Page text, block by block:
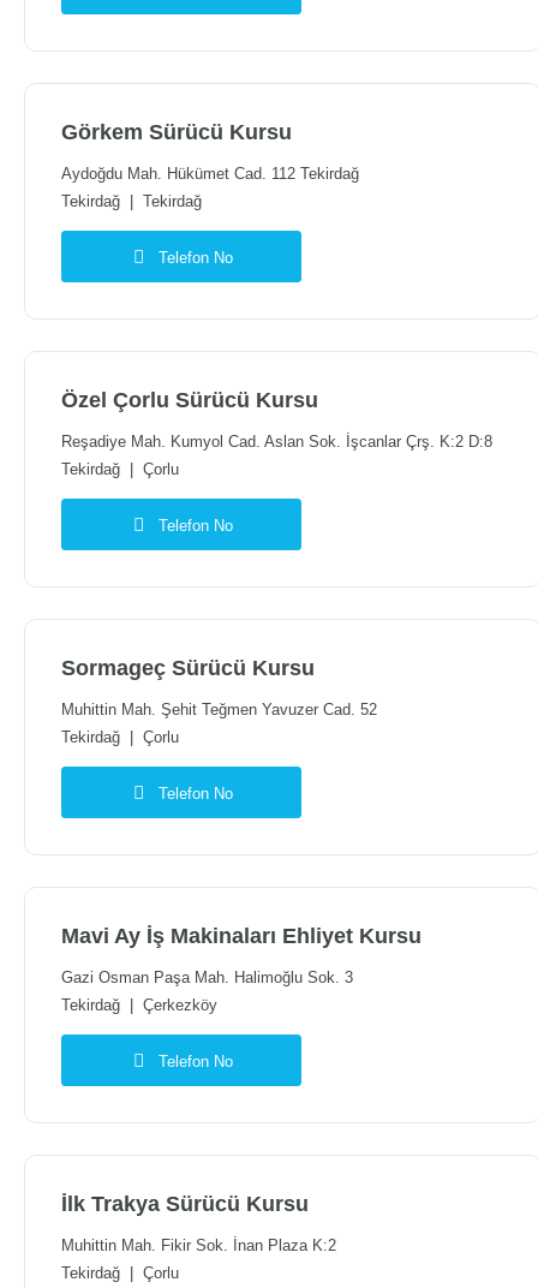
Görkem Sürücü Kursu
Aydoğdu Mah. Hükümet Cad. 112 Tekirdağ
Tekirdağ
Tekirdağ
Telefon No
Özel Çorlu Sürücü Kursu
Reşadiye Mah. Kumyol Cad. Aslan Sok. İşcanlar Çrş. K:2 D:8
Tekirdağ
Çorlu
Telefon No
Sormageç Sürücü Kursu
Muhittin Mah. Şehit Teğmen Yavuzer Cad. 52
Tekirdağ
Çorlu
Telefon No
Mavi Ay İş Makinaları Ehliyet Kursu
Gazi Osman Paşa Mah. Halimoğlu Sok. 3
Tekirdağ
Çerkezköy
Telefon No
İlk Trakya Sürücü Kursu
Muhittin Mah. Fikir Sok. İnan Plaza K:2
Tekirdağ
Çorlu